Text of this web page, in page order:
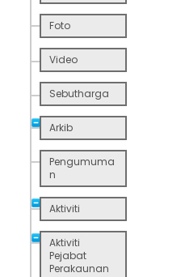
Foto
Video
Sebutharga
Arkib
Pengumuma
n
Aktiviti
Aktiviti
Pejabat
Perakaunan